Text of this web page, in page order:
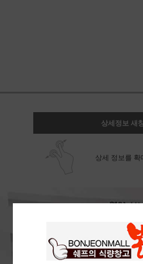
상세정보 새
상세 정보를 확